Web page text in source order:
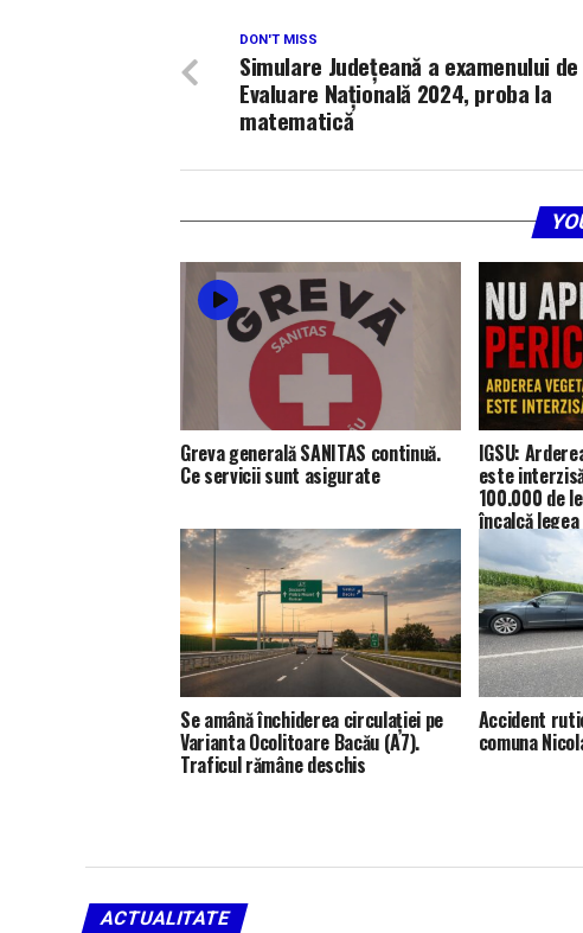
DON'T MISS
Simulare Județeană a examenului de
Evaluare Națională 2024, proba la
matematică
Greva generală SANITAS continuă.
Ce servicii sunt asigurate
IGSU:
este
100.000 de
încalcă legea
Se amână închiderea circulației pe
Varianta Ocolitoare Bacău (A7).
Traficul rămâne deschis
Accident
comuna
ACTUALITATE